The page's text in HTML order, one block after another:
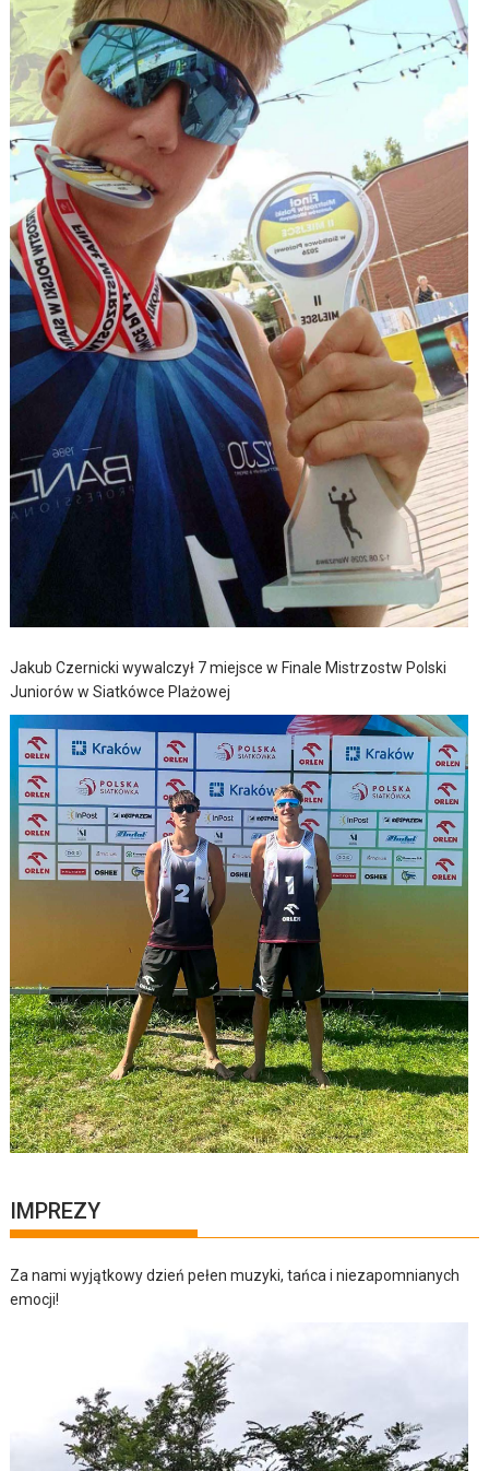
Jakub Czernicki wywalczył 7 miejsce w Finale Mistrzostw Polski
Juniorów w Siatkówce Plażowej
IMPREZY
Za nami wyjątkowy dzień pełen muzyki, tańca i niezapomnianych
emocji!